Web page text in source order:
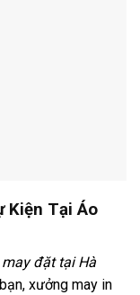
Kiện Tại Áo
đặt tại Hà
xưởng may in